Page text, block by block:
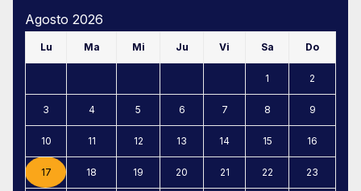
Agosto 2026
Lu Ma Mi Ju Vi Sa Do
1 2
3 4 5 6 7 8 9
10 11 12 13 14 15 16
17 18 19 20 21 22 23